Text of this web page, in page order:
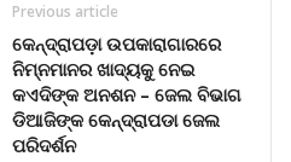
Previous article
କେନ୍ଦ୍ରାପଡ଼ା ଉପକାରାଗାରରେ
ନିମ୍ନମାନର ଖାଦ୍ୟକୁ ନେଇ
କଏଦିଙ୍କ ଅନଶନ – ଜେଲ ବିଭାଗ
ଡିଆଜିଙ୍କ କେନ୍ଦ୍ରାପଡା ଜେଲ
ପରିଦର୍ଶନ